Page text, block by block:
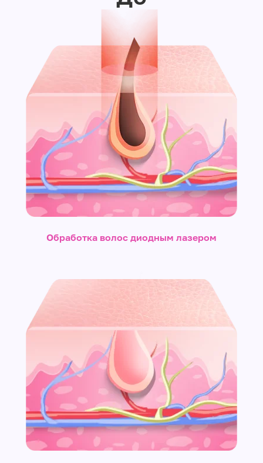
Обработка волос диодным лазером